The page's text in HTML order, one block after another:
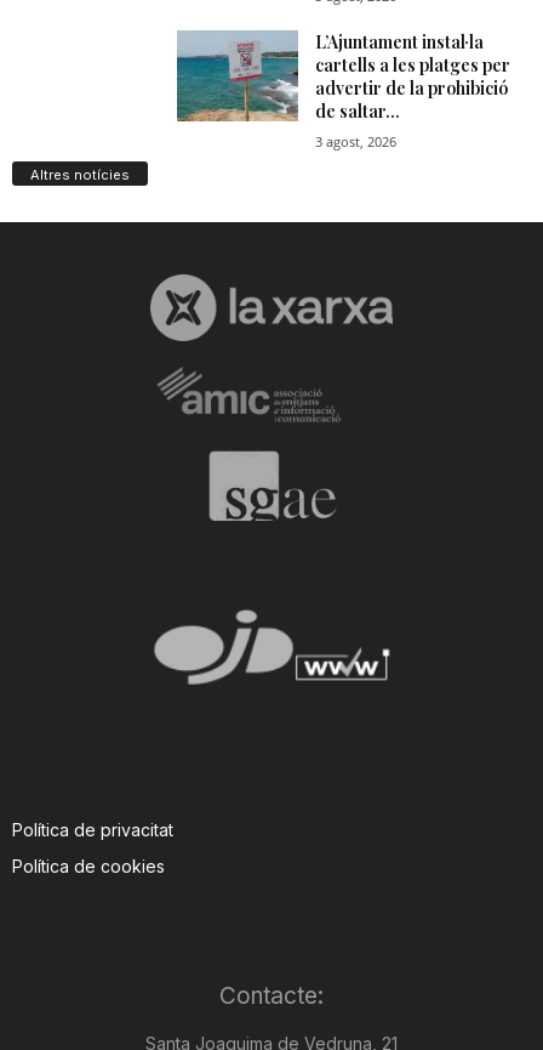
Altres notícies
Política de privacitat
Política de cookies
Contacte:
Santa Joaquima de Vedruna, 21